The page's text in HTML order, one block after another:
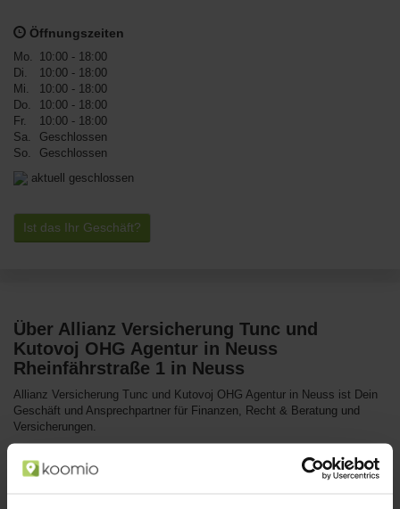
Öffnungszeiten
Mo.
10:00 - 18:00
Di.
10:00 - 18:00
Mi.
10:00 - 18:00
Do.
10:00 - 18:00
Fr.
10:00 - 18:00
Sa.
Geschlossen
So.
Geschlossen
aktuell geschlossen
Ist das Ihr Geschäft?
Über Allianz Versicherung Tunc und
Kutovoj OHG Agentur in Neuss
Rheinfährstraße 1 in Neuss
Allianz Versicherung Tunc und Kutovoj OHG Agentur in Neuss ist Dein
Geschäft und Ansprechpartner für Finanzen, Recht & Beratung und
Versicherungen.
Fotos